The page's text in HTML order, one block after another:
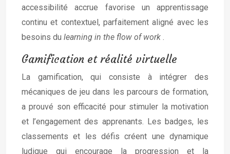
accessibilité accrue favorise un apprentissage
continu et contextuel, parfaitement aligné avec les
besoins du learning in the flow of work .
Gamification et réalité virtuelle
La gamification, qui consiste à intégrer des
mécaniques de jeu dans les parcours de formation,
a prouvé son efficacité pour stimuler la motivation
et l’engagement des apprenants. Les badges, les
classements et les défis créent une dynamique
ludique qui encourage la progression et la